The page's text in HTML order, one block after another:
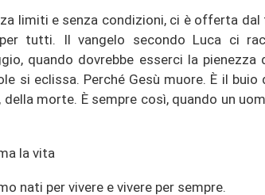
limiti e senza condizioni, ci è offerta
tutti. Il vangelo secondo Luca ci
quando dovrebbe esserci la pienezza
si eclissa. Perché Gesù muore. È il buio
morte. È sempre così, quando un
la vita
nati per vivere e vivere per sempre.